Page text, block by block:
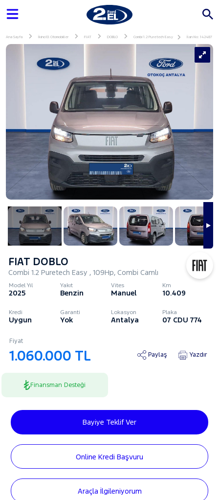
Ana Sayfa İkinci El Otomobiller FIAT DOBLO Combi 1.2 Puretech Easy İlan No: 142487
FIAT DOBLO
Combi 1.2 Puretech Easy , 109Hp, Combi Camlı
Model Yıl
2025
Yakıt
Benzin
Vites
Manuel
Km
10.409
Kredi
Uygun
Garanti
Yok
Lokasyon
Antalya
Plaka
07 CDU 774
Fiyat
1.060.000 TL Paylaş Yazdır
Finansman Desteği
Bayiye Teklif Ver
Online Kredi Başvuru
Araçla İlgileniyorum